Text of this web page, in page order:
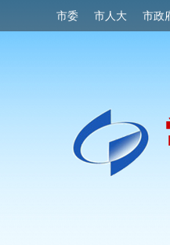
市委 市人大 市政